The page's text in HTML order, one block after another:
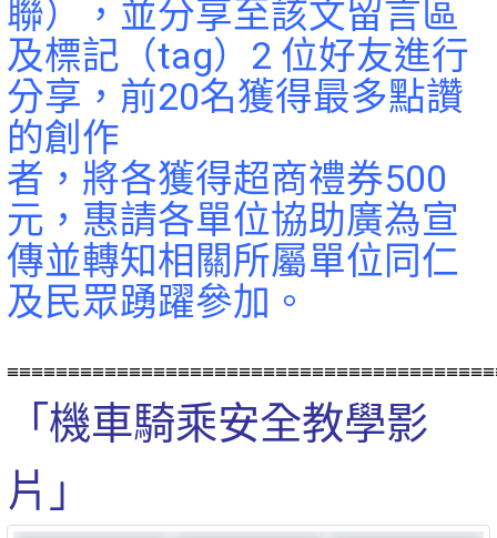
聯），並分享至該文留言區
及標記（tag）2 位好友進行
分享，前20名獲得最多點讚
的創作
者，將各獲得超商禮券500
元，惠請各單位協助廣為宣
傳並轉知相關所屬單位同仁
及民眾踴躍參加。
「機車騎乘安全教學影
片」